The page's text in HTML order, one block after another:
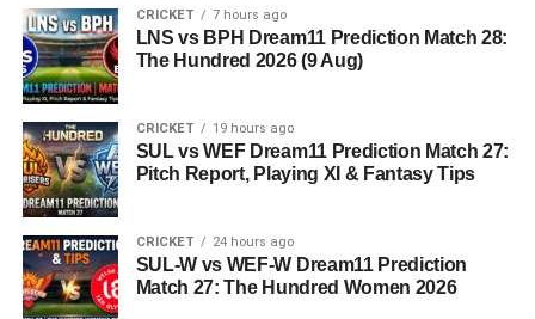
CRICKET 7 hours ago
LNS vs BPH Dream11 Prediction Match 28:
The Hundred 2026 (9 Aug)
CRICKET 19 hours ago
SUL vs WEF Dream11 Prediction Match 27:
Pitch Report, Playing XI & Fantasy Tips
CRICKET 24 hours ago
SUL-W vs WEF-W Dream11 Prediction
Match 27: The Hundred Women 2026